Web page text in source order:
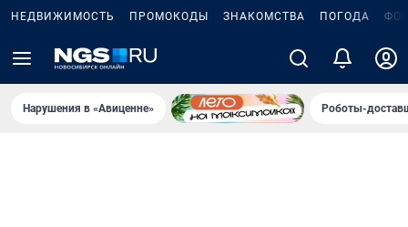
НЕДВИЖИМОСТЬ ПРОМОКОДЫ ЗНАКОМСТВА ПОГОДА
Нарушения в «Авиценне» Роботы-